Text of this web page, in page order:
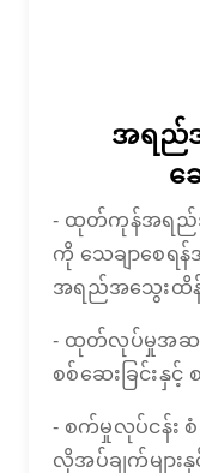
အရည်အ
ဆ
- ထုတ်ကုန်အရည်အ
ကို သေချာစေရ
အရည်အသွေးထိန်း
- ထုတ်လုပ်မှုအဆ
စစ်ဆေးခြင်းနှင့်
- စက်မှုလုပ်ငန်း စံ
လိုအပ်ချက်မျာ